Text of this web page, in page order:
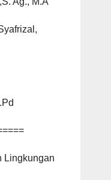
Lingkungan